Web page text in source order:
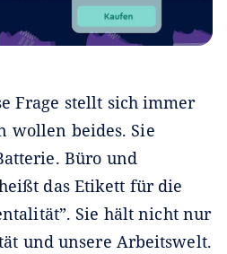
Frage stellt sich immer
wollen beides. Sie
Büro und
das Etikett für die
Sie hält nicht nur
und unsere Arbeitswelt.